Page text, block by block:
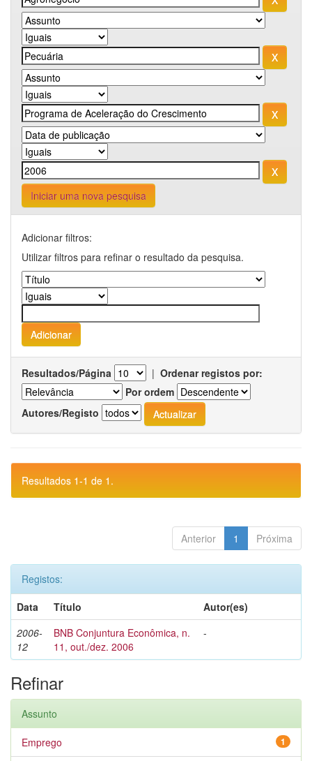
Iniciar uma nova pesquisa
Adicionar filtros:
Utilizar filtros para refinar o resultado da pesquisa.
Resultados/Página | Ordenar registos por:
Por ordem
Autores/Registo
Resultados 1-1 de 1.
Anterior 1 Próxima
Registos:
Data
Título
Autor(es)
2006-
12
BNB Conjuntura Econômica, n.
11, out./dez. 2006
-
Refinar
Assunto
1
Emprego